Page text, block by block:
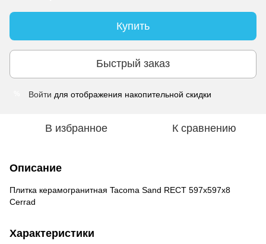
Купить
Быстрый заказ
Войти для отображения накопительной скидки
В избранное К сравнению
Описание
Плитка керамогранитная Tacoma Sand RECT 597x597x8
Cerrad
Характеристики